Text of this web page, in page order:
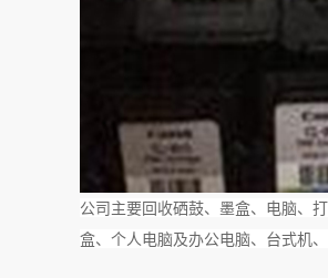
公司主要回收硒鼓、墨盒、电脑、
盒、个人电脑及办公电脑、台式机